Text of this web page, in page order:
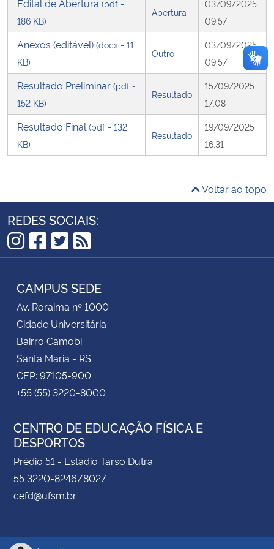
Secretaria-Geral
Secretaria de Governo
Gabinete de Segurança Institucional
Advocacia-Geral da União
Banco Central do Brasil
Edital de Abertura (pdf -
186 KB)
Abertura
03/09/2025
09:57
Anexos (editável) (docx - 11
KB)
Outro
03/09/2025
09:57
Resultado Preliminar (pdf -
152 KB)
Resultado
15/09/2025
17:08
Resultado Final (pdf - 132
KB)
Resultado
19/09/2025
16:31
Voltar ao topo
REDES SOCIAIS:
Instagram
Facebook
Twitter
RSS
CAMPUS SEDE
Av. Roraima nº 1000
Cidade Universitária
Bairro Camobi
Santa Maria - RS
CEP: 97105-900
+55 (55) 3220-8000
CENTRO DE EDUCAÇÃO FÍSICA E
DESPORTOS
Prédio 51 - Estádio Tarso Dutra
55 3220-8246/8027
cefd@ufsm.br